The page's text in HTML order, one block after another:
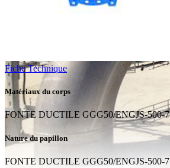
Fiche Technique
Matériaux du corps
FONTE DUCTILE GGG50/ENGJS-500-7
Nature du papillon
FONTE DUCTILE GGG50/ENGJS-500-7